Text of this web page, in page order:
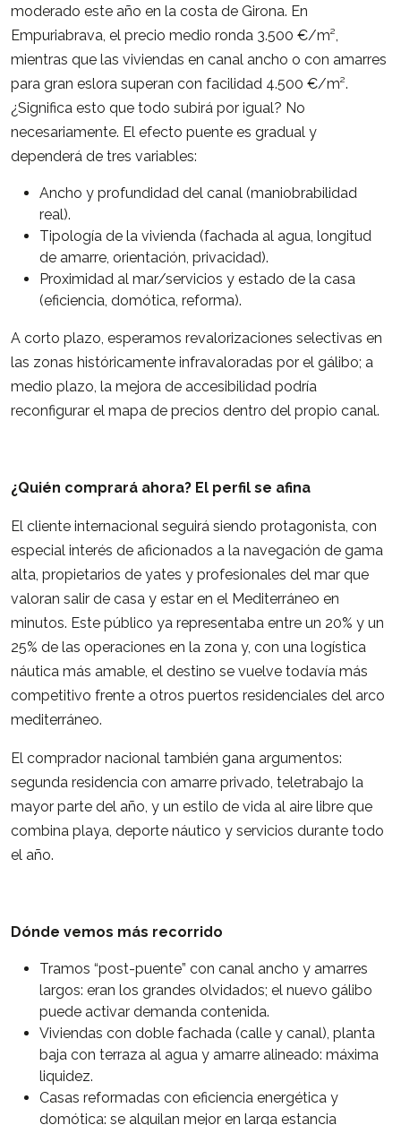
moderado este año en la costa de Girona. En
Empuriabrava, el precio medio ronda 3.500 €/m²,
mientras que las viviendas en canal ancho o con amarres
para gran eslora superan con facilidad 4.500 €/m².
¿Significa esto que todo subirá por igual? No
necesariamente. El efecto puente es gradual y
dependerá de tres variables:
Ancho y profundidad del canal (maniobrabilidad
real).
Tipología de la vivienda (fachada al agua, longitud
de amarre, orientación, privacidad).
Proximidad al mar/servicios y estado de la casa
(eficiencia, domótica, reforma).
A corto plazo, esperamos revalorizaciones selectivas en
las zonas históricamente infravaloradas por el gálibo; a
medio plazo, la mejora de accesibilidad podría
reconfigurar el mapa de precios dentro del propio canal.
¿Quién comprará ahora? El perfil se afina
El cliente internacional seguirá siendo protagonista, con
especial interés de aficionados a la navegación de gama
alta, propietarios de yates y profesionales del mar que
valoran salir de casa y estar en el Mediterráneo en
minutos. Este público ya representaba entre un 20% y un
25% de las operaciones en la zona y, con una logística
náutica más amable, el destino se vuelve todavía más
competitivo frente a otros puertos residenciales del arco
mediterráneo.
El comprador nacional también gana argumentos:
segunda residencia con amarre privado, teletrabajo la
mayor parte del año, y un estilo de vida al aire libre que
combina playa, deporte náutico y servicios durante todo
el año.
Dónde vemos más recorrido
Tramos “post-puente” con canal ancho y amarres
largos: eran los grandes olvidados; el nuevo gálibo
puede activar demanda contenida.
Viviendas con doble fachada (calle y canal), planta
baja con terraza al agua y amarre alineado: máxima
liquidez.
Casas reformadas con eficiencia energética y
domótica: se alquilan mejor en larga estancia